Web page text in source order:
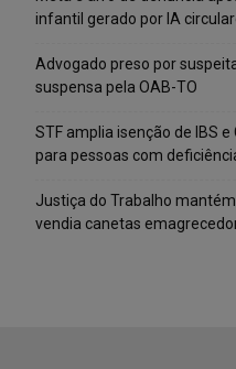
infantil gerado por IA
Advogado preso por
suspensa pela OAB-TO
STF amplia isenção de IBS
para pessoas com
Justiça do Trabalho
vendia canetas